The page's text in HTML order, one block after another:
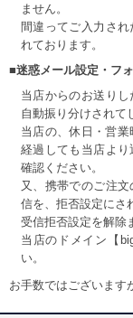
ません。
間違ってご入力さ
れております。
■迷惑メール設定・フ
当店からのお送り
自動振り分けされて
当店の、休日・営
経過しても当店よ
確認ください。
又、携帯でのご注
信を、拒否設定にさ
受信拒否設定を解除
当店のドメイン【
い。
お手数ではございます